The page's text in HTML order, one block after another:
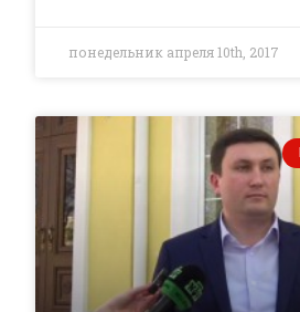
понедельник апреля 10th, 2017